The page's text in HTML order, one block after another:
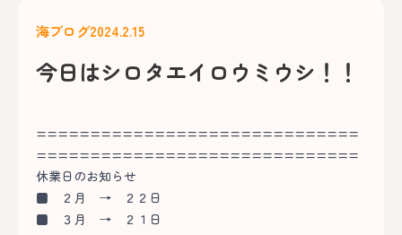
海ブログ2024.2.15
今日はシロタエイロウミウシ！！
==============================
==============================
休業日のお知らせ
■ ２月 → ２２日
■ ３月 → ２１日